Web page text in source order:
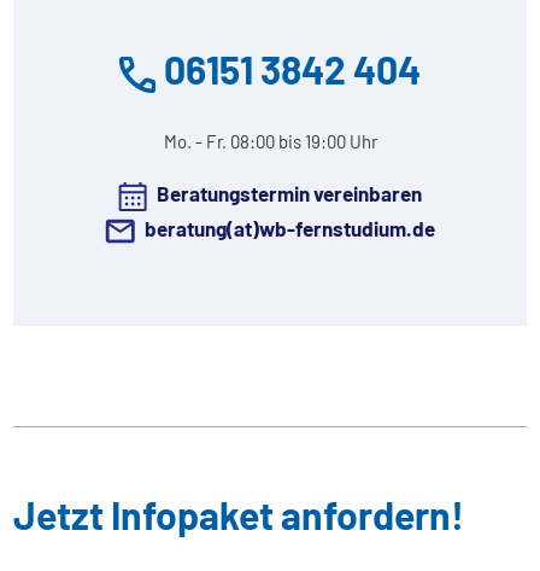
06151 3842 404
Mo. - Fr. 08:00 bis 19:00 Uhr
Beratungstermin vereinbaren
beratung(at)wb-fernstudium.de
Jetzt Infopaket anfordern!